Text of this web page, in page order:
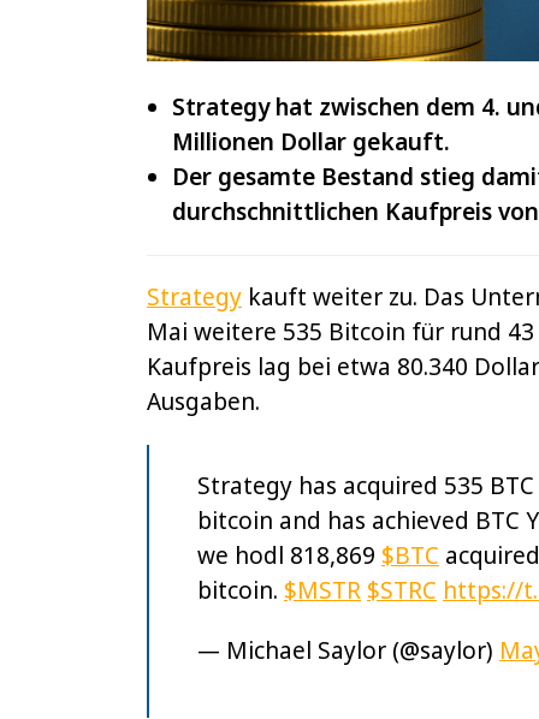
Strategy hat zwischen dem 4.
Millionen Dollar gekauft.
Der gesamte Bestand stieg
durchschnittlichen Kaufpreis
Strategy kauft weiter zu. Das
Mai weitere 535 Bitcoin für rund
Kaufpreis lag bei etwa 80.340
Ausgaben.
Strategy has acquired 535
bitcoin and has achieved BTC
we hodl 818,869 $BTC
bitcoin. $MSTR $STRC https://
— Michael Saylor (@saylor)